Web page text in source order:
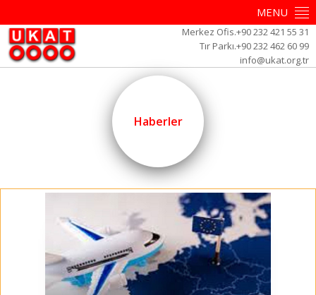
MENU
Merkez Ofis.+90 232 421 55 31
Tır Parkı.+90 232 462 60 99
info@ukat.org.tr
Haberler